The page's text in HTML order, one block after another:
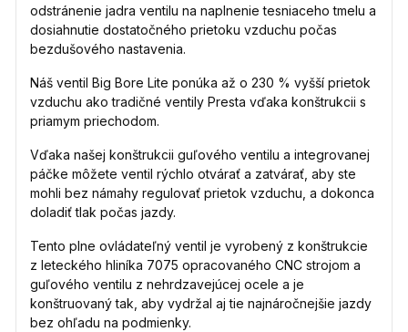
odstránenie jadra ventilu na naplnenie tesniaceho tmelu a
dosiahnutie dostatočného prietoku vzduchu počas
bezdušového nastavenia.
Náš ventil Big Bore Lite ponúka až o 230 % vyšší prietok
vzduchu ako tradičné ventily Presta vďaka konštrukcii s
priamym priechodom.
Vďaka našej konštrukcii guľového ventilu a integrovanej
páčke môžete ventil rýchlo otvárať a zatvárať, aby ste
mohli bez námahy regulovať prietok vzduchu, a dokonca
doladiť tlak počas jazdy.
Tento plne ovládateľný ventil je vyrobený z konštrukcie
z leteckého hliníka 7075 opracovaného CNC strojom a
guľového ventilu z nehrdzavejúcej ocele a je
konštruovaný tak, aby vydržal aj tie najnáročnejšie jazdy
bez ohľadu na podmienky.